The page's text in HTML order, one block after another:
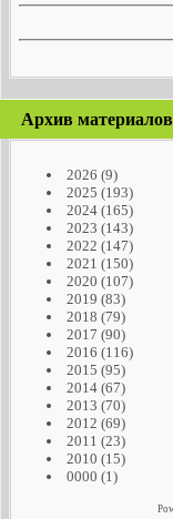
Архив материалов
2026 (9)
2025 (193)
2024(165)
2023 (143)
2022 (147)
2021 (150)
2020 (107)
2019 (83)
2018 (79)
2017 (90)
2016 (116)
2015 (95)
2014(67)
2013 (70)
2012 (69)
2011 (23)
2010 (15)
0000 (1)